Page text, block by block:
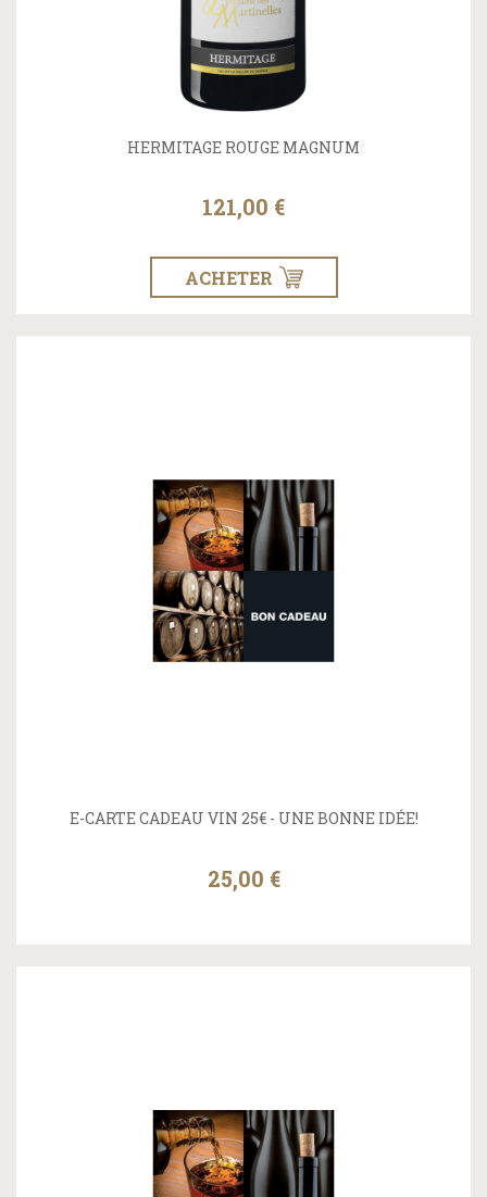
HERMITAGE ROUGE MAGNUM
121,00 €
ACHETER
E-CARTE CADEAU VIN 25€ - UNE BONNE IDÉE!
25,00 €